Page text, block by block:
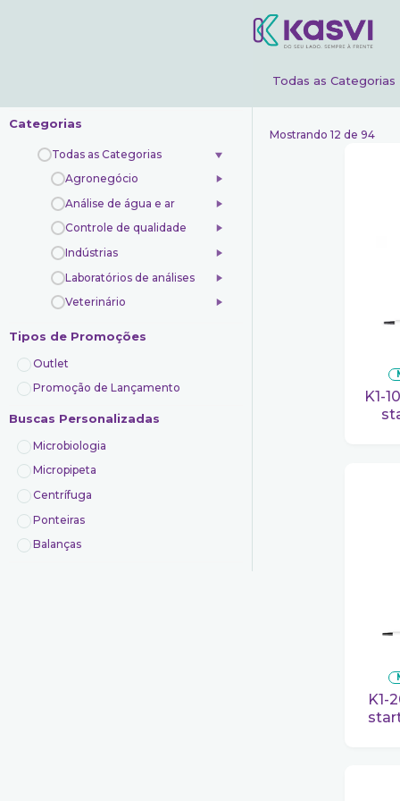
Todas as Categorias
Categorias
Todas as Categorias
Agronegócio
Análise de água e ar
Controle de qualidade
Indústrias
Laboratórios de análises
Veterinário
Tipos de Promoções
Outlet
Promoção de Lançamento
Buscas Personalizadas
Microbiologia
Micropipeta
Centrífuga
Ponteiras
Balanças
Mostrando 12 de 94
K1-1000S Micropipeta olen
K1-20VS Micropipeta olen